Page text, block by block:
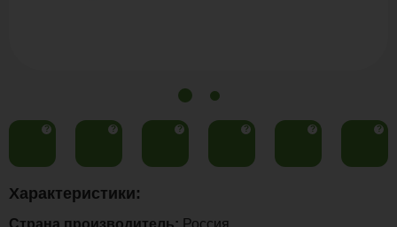
? ? ? ? ? ?
Характеристики:
Страна производитель: Россия